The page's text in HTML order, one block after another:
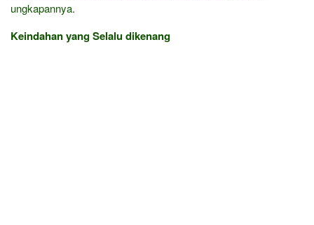
ungkapannya.
Keindahan yang Selalu dikenang